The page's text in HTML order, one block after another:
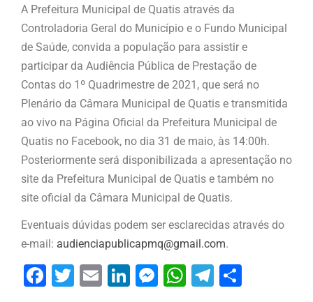
A Prefeitura Municipal de Quatis através da
Controladoria Geral do Município e o Fundo Municipal
de Saúde, convida a população para assistir e
participar da Audiência Pública de Prestação de
Contas do 1º Quadrimestre de 2021, que será no
Plenário da Câmara Municipal de Quatis e transmitida
ao vivo na Página Oficial da Prefeitura Municipal de
Quatis no Facebook, no dia 31 de maio, às 14:00h.
Posteriormente será disponibilizada a apresentação no
site da Prefeitura Municipal de Quatis e também no
site oficial da Câmara Municipal de Quatis.
Eventuais dúvidas podem ser esclarecidas através do
e-mail: audienciapublicapmq@gmail.com.
Facebook
Twitter
EmailLinkedIn
Messenger
WhatsApp
Telegram